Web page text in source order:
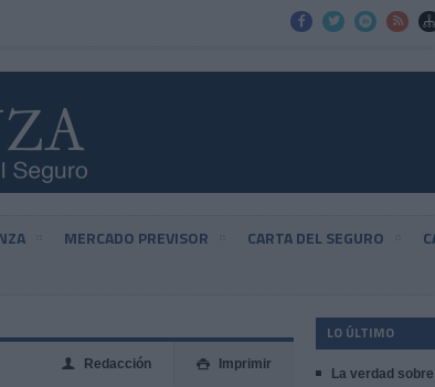
    
MERCADO PREVISOR CARTA DEL SEGURO
 Imprimir
👤 Redacción
LO ÚLTIMO
La verdad